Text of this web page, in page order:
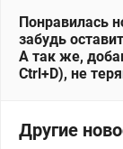
Понравилась
забудь
А так же,
Ctrl+D), не
Другие